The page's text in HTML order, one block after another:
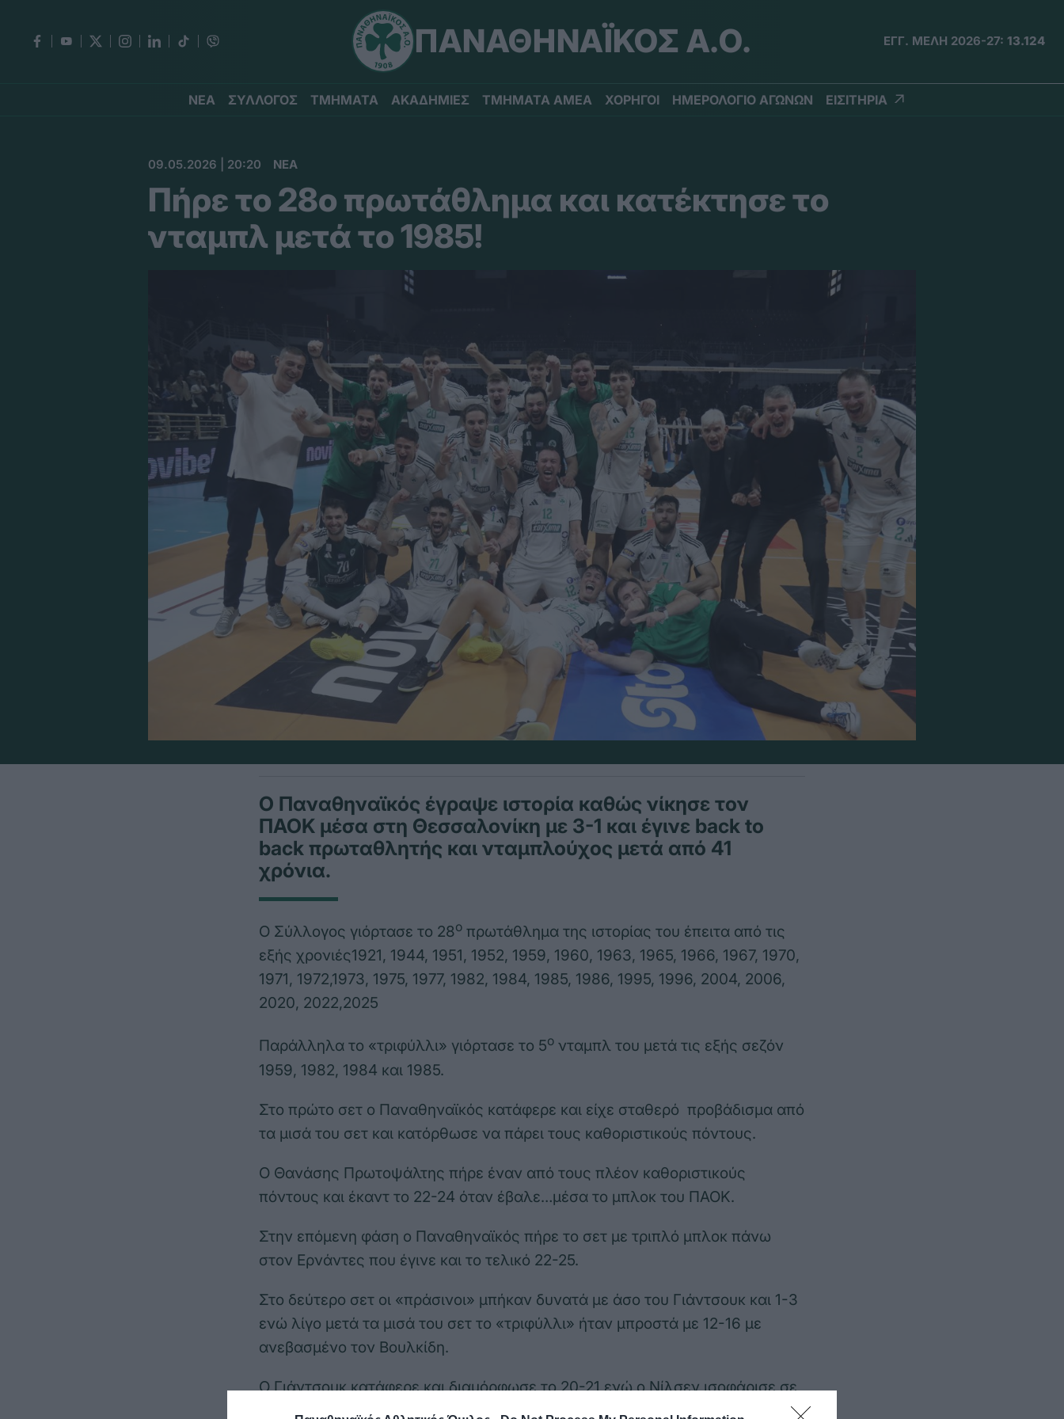
ΠΑΝΑΘΗΝΑΪΚΟΣ Α.Ο. ΕΓΓ. ΜΕΛΗ 2026-27: 13.124
ΝΕΑ ΣΥΛΛΟΓΟΣ ΤΜΗΜΑΤΑ ΑΚΑΔΗΜΙΕΣ ΤΜΗΜΑΤΑ ΑΜΕΑ ΧΟΡΗΓΟΙ ΗΜΕΡΟΛΟΓΙΟ ΑΓΩΝΩΝ ΕΙΣΙΤΗΡΙΑ
09.05.2026 | 20:20 ΝΕΑ
Πήρε το 28ο πρωτάθλημα και κατέκτησε το
νταμπλ μετά το 1985!
Ο Παναθηναϊκός έγραψε ιστορία καθώς νίκησε τον
ΠΑΟΚ μέσα στη Θεσσαλονίκη με 3-1 και έγινε back to
back πρωταθλητής και νταμπλούχος μετά από 41
χρόνια.
Ο Σύλλογος γιόρτασε το 28ο πρωτάθλημα της ιστορίας του έπειτα από τις
εξής χρονιές1921, 1944, 1951, 1952, 1959, 1960, 1963, 1965, 1966, 1967, 1970,
1971, 1972,1973, 1975, 1977, 1982, 1984, 1985, 1986, 1995, 1996, 2004, 2006,
2020, 2022,2025
Παράλληλα το «τριφύλλι» γιόρτασε το 5ο νταμπλ του μετά τις εξής σεζόν
1959, 1982, 1984 και 1985.
Στο πρώτο σετ ο Παναθηναϊκός κατάφερε και είχε σταθερό προβάδισμα από
τα μισά του σετ και κατόρθωσε να πάρει τους καθοριστικούς πόντους.
Ο Θανάσης Πρωτοψάλτης πήρε έναν από τους πλέον καθοριστικούς
πόντους και έκαντ το 22-24 όταν έβαλε…μέσα το μπλοκ του ΠΑΟΚ.
Στην επόμενη φάση ο Παναθηναϊκός πήρε το σετ με τριπλό μπλοκ πάνω
στον Ερνάντες που έγινε και το τελικό 22-25.
Στο δεύτερο σετ οι «πράσινοι» μπήκαν δυνατά με άσο του Γιάντσουκ και 1-3
ενώ λίγο μετά τα μισά του σετ το «τριφύλλι» ήταν μπροστά με 12-16 με
ανεβασμένο τον Βουλκίδη.
Ο Γιάντσουκ κατάφερε και διαμόρφωσε το 20-21 ενώ ο Νίλσεν ισοφάρισε σε
22-22 και ο ίδιος κατάφερε και ισοφάρισε σε 24-24.